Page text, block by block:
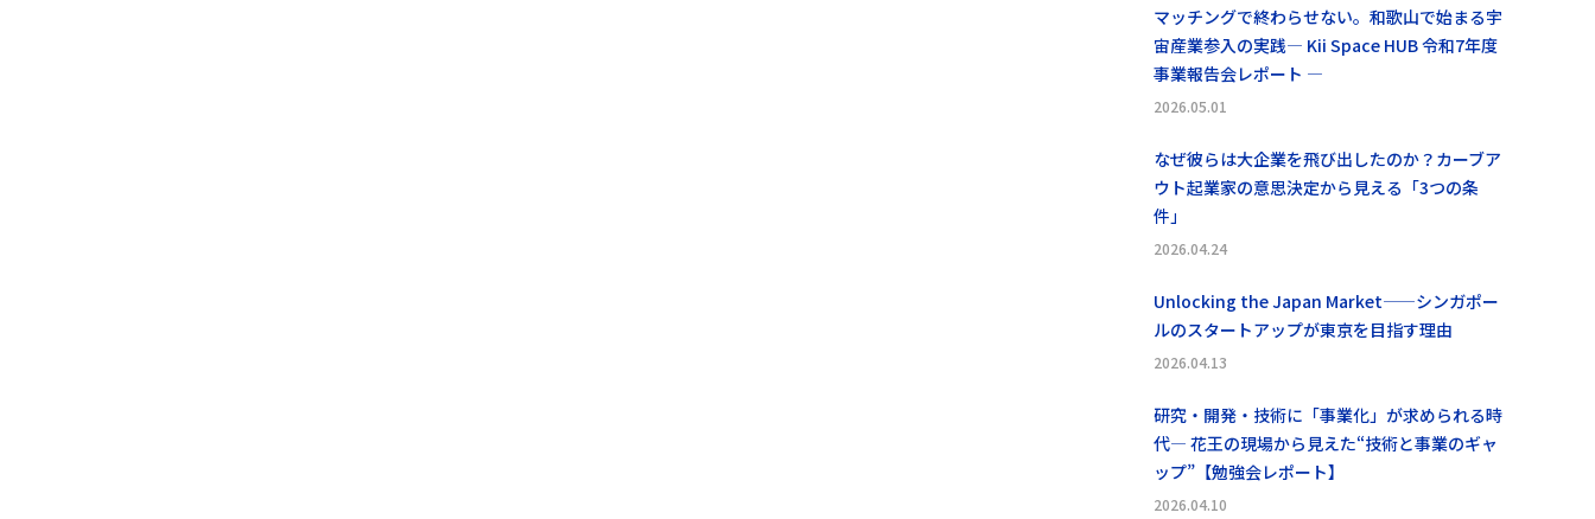
マッチングで終わらせない。和歌山で始まる宇
宙産業参入の実践― Kii Space HUB 令和7年度
事業報告会レポート ―
2026.05.01
なぜ彼らは大企業を飛び出したのか？カーブア
ウト起業家の意思決定から見える「3つの条
件」
2026.04.24
Unlocking the Japan Market——シンガポー
ルのスタートアップが東京を目指す理由
2026.04.13
研究・開発・技術に「事業化」が求められる時
代― 花王の現場から見えた“技術と事業のギャ
ップ”【勉強会レポート】
2026.04.10